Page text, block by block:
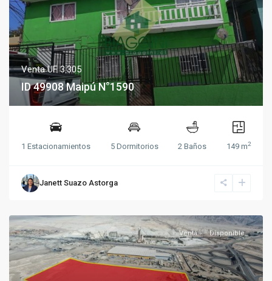
VentaUF 3.305
ID 49908 Maipú N°1590
1 Estacionamientos 5 Dormitorios 2 Baños 149 m2
Janett Suazo Astorga
Venta Disponible